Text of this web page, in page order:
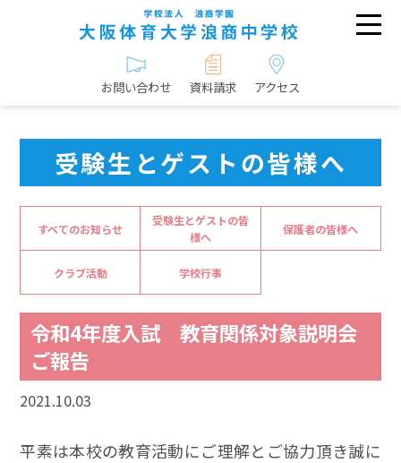
お問い合わせ 資料請求 アクセス
受験生とゲストの皆様へ
すべてのお知らせ
受験生とゲストの皆
様へ
保護者の皆様へ
クラブ活動 学校行事
令和4年度入試 教育関係対象説明会
ご報告
2021.10.03
平素は本校の教育活動にご理解とご協力頂き誠に